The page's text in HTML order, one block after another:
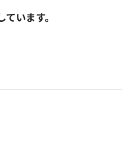
います。